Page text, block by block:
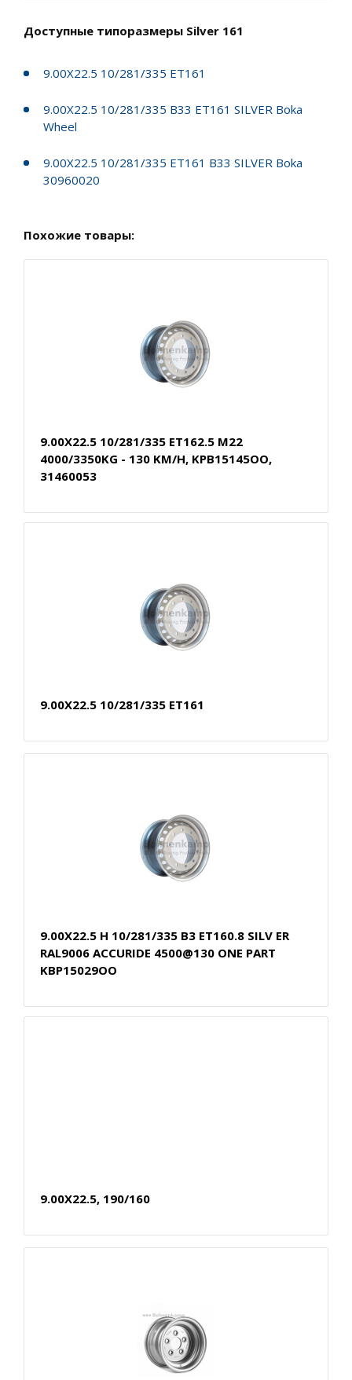
Доступные типоразмеры Silver 161
9.00X22.5 10/281/335 ET161
9.00X22.5 10/281/335 B33 ET161 SILVER Boka
Wheel
9.00X22.5 10/281/335 ET161 B33 SILVER Boka
30960020
Похожие товары:
9.00X22.5 10/281/335 ET162.5 M22
4000/3350KG - 130 KM/H, KPB15145OO,
31460053
9.00X22.5 10/281/335 ET161
9.00X22.5 H 10/281/335 B3 ET160.8 SILV ER
RAL9006 ACCURIDE 4500@130 ONE PART
KBP15029OO
9.00X22.5, 190/160